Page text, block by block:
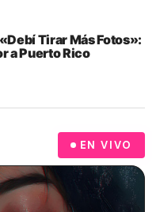
Tirar Más Fotos»:
a Puerto Rico
EN VIVO